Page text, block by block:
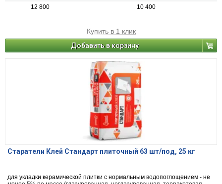
12 800 10 400
Купить в 1 клик
Добавить в корзину
Старатели Клей Стандарт плиточный 63 шт/под, 25 кг
для укладки керамической плитки с нормальным водопоглощением - не